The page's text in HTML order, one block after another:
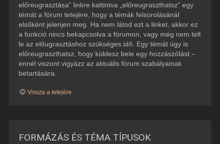
előreugrasztása” linkre kattintva „előreugraszthatsz” egy
témát a fórum tetejére, hogy a témák felsorolásánál
elsőként jelenjen meg. Ha nem látod ezt a linket, akkor ez
a funkció nincs bekapcsolva a fórumon, vagy még nem telt
le az előugrasztáshoz szükséges idő. Egy témát úgy is
előreugraszthatsz, hogy küldesz bele egy hozzászólást –
ennél viszont vigyázz az aktuális fórum szabályainak
betartására.
Vissza a tetejére
FORMÁZÁS ÉS TÉMA TÍPUSOK